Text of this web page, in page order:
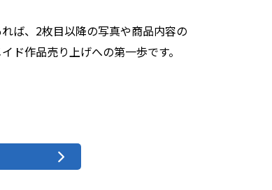
ば、2枚目以降の写真や商品内容の
ド作品売り上げへの第一歩です。